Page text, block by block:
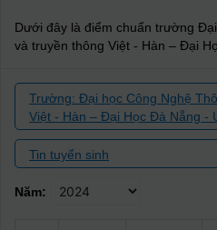
Dưới đây là điểm chuẩn trường
và truyền thông Việt - Hàn – Đại
Trường: Đại học Công Nghệ
Việt - Hàn – Đại Học Đà Nẵng -
Tin tuyển sinh
Năm: